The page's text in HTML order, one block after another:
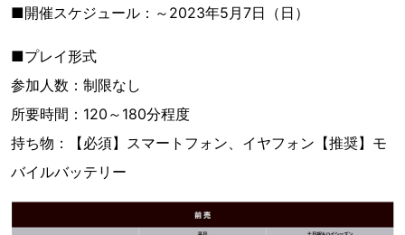
■開催スケジュール：～2023年5月7日（日）
■プレイ形式
参加人数：制限なし
所要時間：120～180分程度
持ち物：【必須】スマートフォン、イヤフォン【推奨】モ
バイルバッテリー